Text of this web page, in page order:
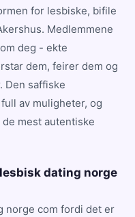
for lesbiske, bifile
Medlemmene
deg - ekte
dem, feirer dem og
Den saffiske
av muligheter, og
mest autentiske
dating norge
norge com fordi det er